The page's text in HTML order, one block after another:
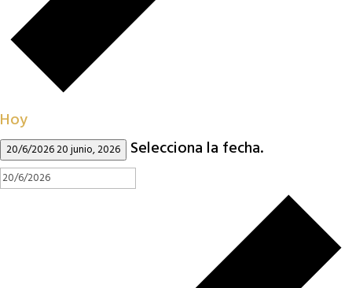
Hoy
20/6/202620 junio, 2026 Selecciona la fecha.